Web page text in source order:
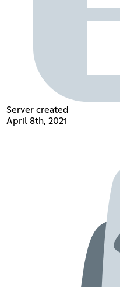
Server created
April 8th, 2021